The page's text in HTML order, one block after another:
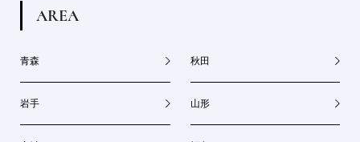
AREA
青森 秋田
岩手 山形